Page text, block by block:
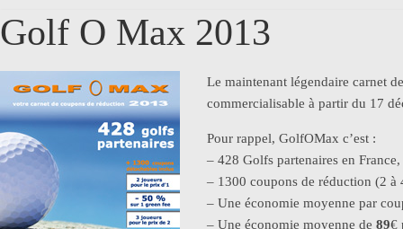
Golf O Max 2013
Le maintenant légendaire carnet
commercialisable à partir du 17
Pour rappel, GolfOMax c’est :
– 428 Golfs partenaires en
– 1300 coupons de réduction (2 à
– Une économie moyenne par
– Une économie moyenne de 89€